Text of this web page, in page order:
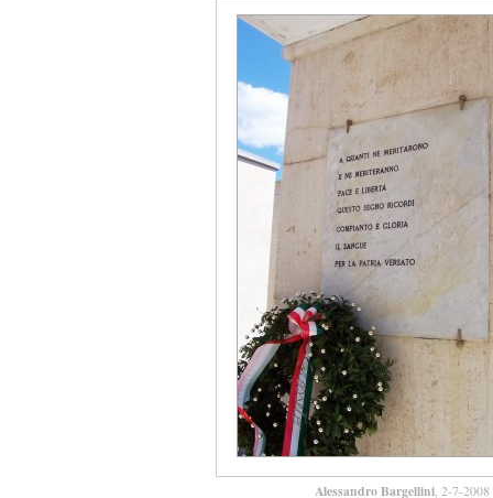
Alessandro Bargellini , 2-7-2008